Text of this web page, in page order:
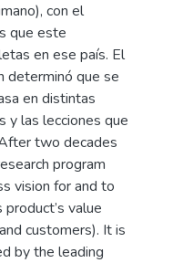
con el
que este
en ese país. El
determinó que se
en distintas
y las lecciones que
two decades
program
vision for and to
value
customers). It is
by the leading